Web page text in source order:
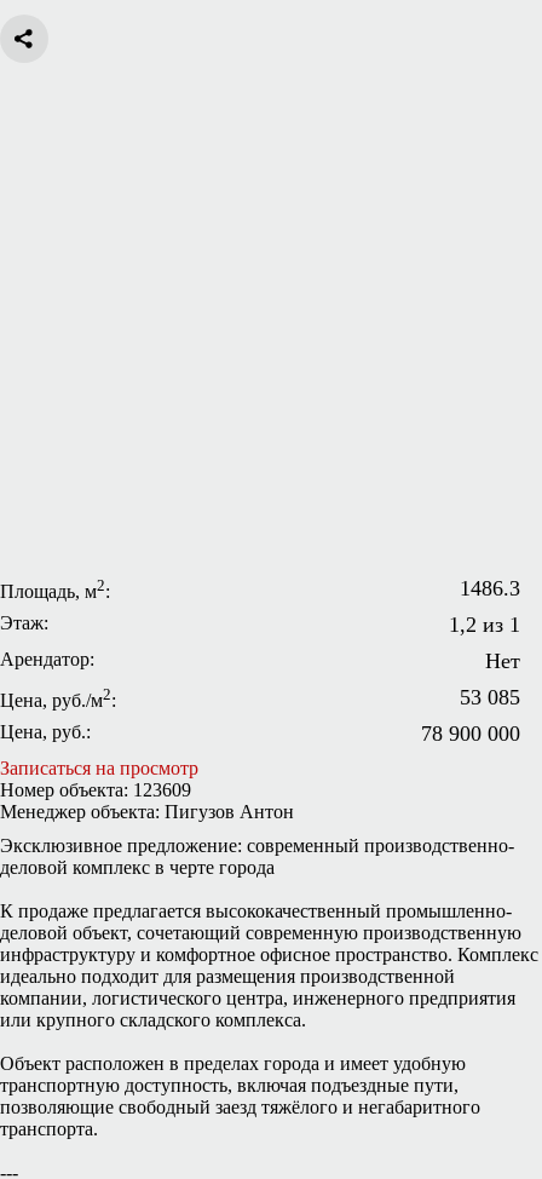
Площадь, м2: 1486.3
Этаж: 1,2 из 1
Арендатор: Нет
Цена, руб./м2: 53 085
Цена, руб.: 78 900 000
Записаться на просмотр
Номер объекта: 123609
Менеджер объекта: Пигузов Антон
Эксклюзивное предложение: современный производственно-
деловой комплекс в черте города
К продаже предлагается высококачественный промышленно-
деловой объект, сочетающий современную производственную
инфраструктуру и комфортное офисное пространство. Комплекс
идеально подходит для размещения производственной
компании, логистического центра, инженерного предприятия
или крупного складского комплекса.
Объект расположен в пределах города и имеет удобную
транспортную доступность, включая подъездные пути,
позволяющие свободный заезд тяжёлого и негабаритного
транспорта.
---